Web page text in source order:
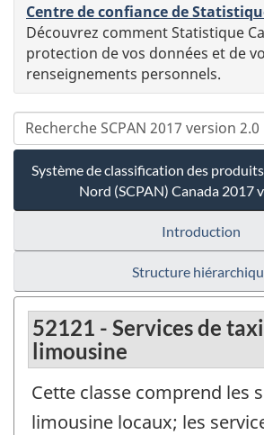
Centre de confiance de
Découvrez comment Statistique
protection de vos données et de
renseignements personnels.
Système de classification des
Nord (SCPAN) Canada 2017
Introduction
Structure
52121 - Services de
limousine
Cette classe comprend les
limousine locaux; les